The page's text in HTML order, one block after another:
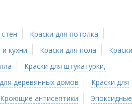
Краски для потолка
кухни
Краски для пола
Краски
Краски для штукатурки,
деревянных домов
Краски для
Кроющие антисептики
Эпоксидные